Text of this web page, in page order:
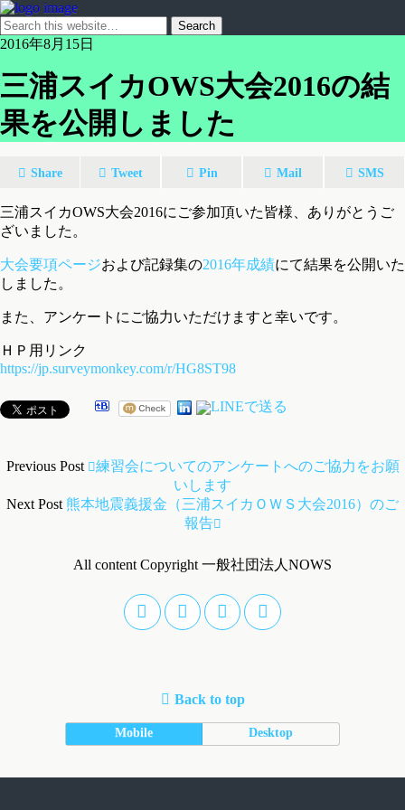
2016年8月15日
三浦スイカOWS大会2016の結
果を公開しました
Share Tweet Pin Mail SMS
三浦スイカOWS大会2016にご参加頂いた皆様、ありがとうご
ざいました。
大会要項ページおよび記録集の2016年成績にて結果を公開いた
しました。
また、アンケートにご協力いただけますと幸いです。
ＨＰ用リンク
https://jp.surveymonkey.com/r/HG8ST98
Previous Post
練習会についてのアンケートへのご協力をお願
いします
Next Post 熊本地震義援金（三浦スイカＯＷＳ大会2016）のご
報告
All content Copyright 一般社団法人NOWS
Back to top
Mobile Desktop